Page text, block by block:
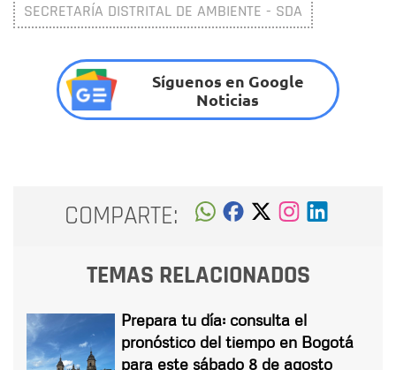
SECRETARÍA DISTRITAL DE AMBIENTE - SDA
Síguenos en Google
Noticias
COMPARTE:
TEMAS RELACIONADOS
Prepara tu día: consulta el
pronóstico del tiempo en Bogotá
para este sábado 8 de agosto